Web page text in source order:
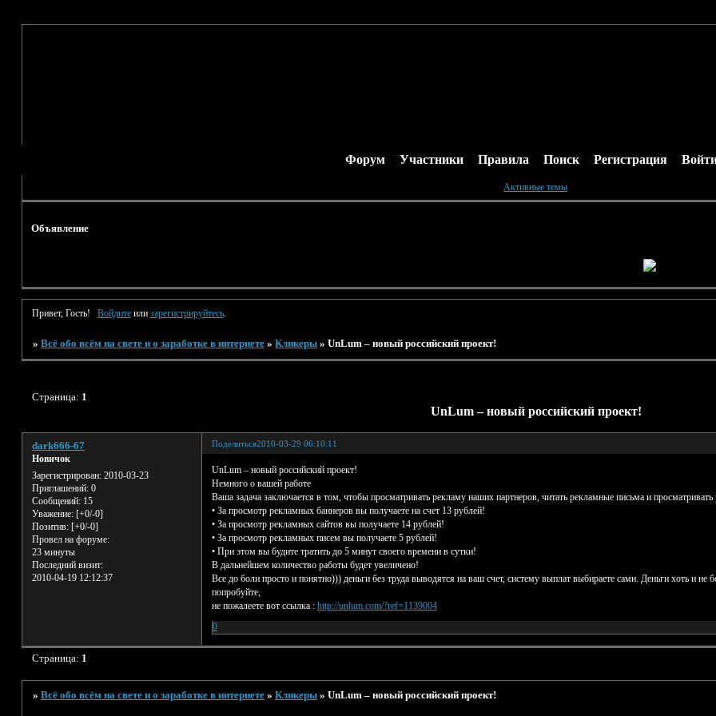
Форум Участники Правила Поиск Регистрация
Активные темы
Объявление
Привет, Гость! Войдитеили зарегистрируйтесь.
» Всё обо всём на свете и о заработке в интернете » Кликеры » UnLum – новый российский проект!
UnLum – новый российский проект!
Страница: 1
Поделиться2010-03-29 06:10:11
dark666-67
Новичок
Зарегистрирован: 2010-03-23
Приглашений:0
Сообщений:15
Уважение: [+0/-0]
Позитив: [+0/-0]
Провел на форуме:
23 минуты
Последний визит:
2010-04-19 12:12:37
UnLum – новый российский проект!
Немного о вашей работе
Ваша задача заключается в том, чтобы просматривать рекламу наших партнеров, читать рекламные письма и
• За просмотр рекламных баннеров вы получаете на счет 13 рублей!
• За просмотр рекламных сайтов вы получаете 14 рублей!
• За просмотр рекламных писем вы получаете 5 рублей!
• При этом вы будите тратить до 5 минут своего времени в сутки!
В дальнейшем количество работы будет увеличено!
Все до боли просто и понятно))) деньги без труда выводятся на ваш счет, систему выплат выбираете сами. Деньги хоть и не
попробуйте,
не пожалеете вот ссылка : http://unlum.com/?ref=1139004
0
Страница: 1
» Всё обо всём на свете и о заработке в интернете » Кликеры » UnLum – новый российский проект!